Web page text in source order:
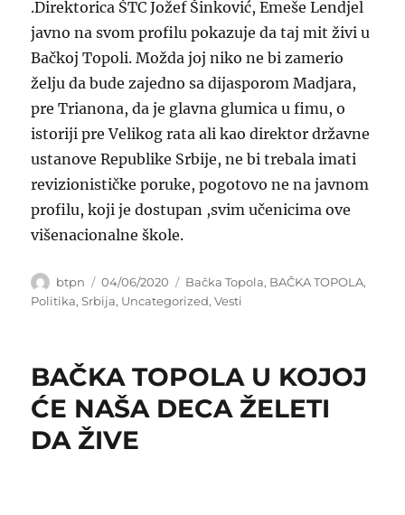
.Direktorica ŠTC Jožef Šinković, Emeše Lendjel
javno na svom profilu pokazuje da taj mit živi u
Bačkoj Topoli. Možda joj niko ne bi zamerio
želju da bude zajedno sa dijasporom Madjara,
pre Trianona, da je glavna glumica u fimu, o
istoriji pre Velikog rata ali kao direktor državne
ustanove Republike Srbije, ne bi trebala imati
revizionističke poruke, pogotovo ne na javnom
profilu, koji je dostupan ,svim učenicima ove
višenacionalne škole.
Author
btpn
Posted
on
04/06/2020 Categories
Bačka Topola, BAČKA TOPOLA,
Politika,Srbija, Uncategorized,Vesti
BAČKA TOPOLA U KOJOJ
ĆE NAŠA DECA ŽELETI
DA ŽIVE